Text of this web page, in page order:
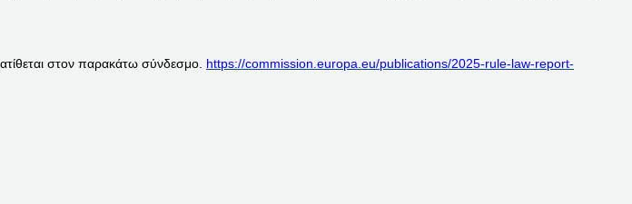
στον παρακάτω σύνδεσμο. https://commission.europa.eu/publications/2025-rule-law-report-